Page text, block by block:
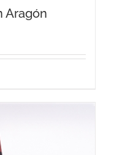
Aragón